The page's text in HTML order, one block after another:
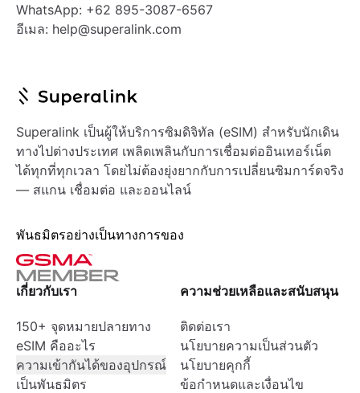
WhatsApp: +62 895-3087-6567
อีเมล: help@superalink.com
Superalink เป็นผู้ให้บริการซิมดิจิทัล (eSIM) สำหรับนักเดิน
ทางไปต่างประเทศ เพลิดเพลินกับการเชื่อมต่ออินเทอร์เน็ต
ได้ทุกที่ทุกเวลา โดยไม่ต้องยุ่งยากกับการเปลี่ยนซิมการ์ดจริง
— สแกน เชื่อมต่อ และออนไลน์
พันธมิตรอย่างเป็นทางการของ
เกี่ยวกับเรา
150+ จุดหมายปลายทาง
eSIM คืออะไร
ความเข้ากันได้ของอุปกรณ์
เป็นพันธมิตร
ความช่วยเหลือและสนับสนุน
ติดต่อเรา
นโยบายความเป็นส่วนตัว
นโยบายคุกกี้
ข้อกำหนดและเงื่อนไข